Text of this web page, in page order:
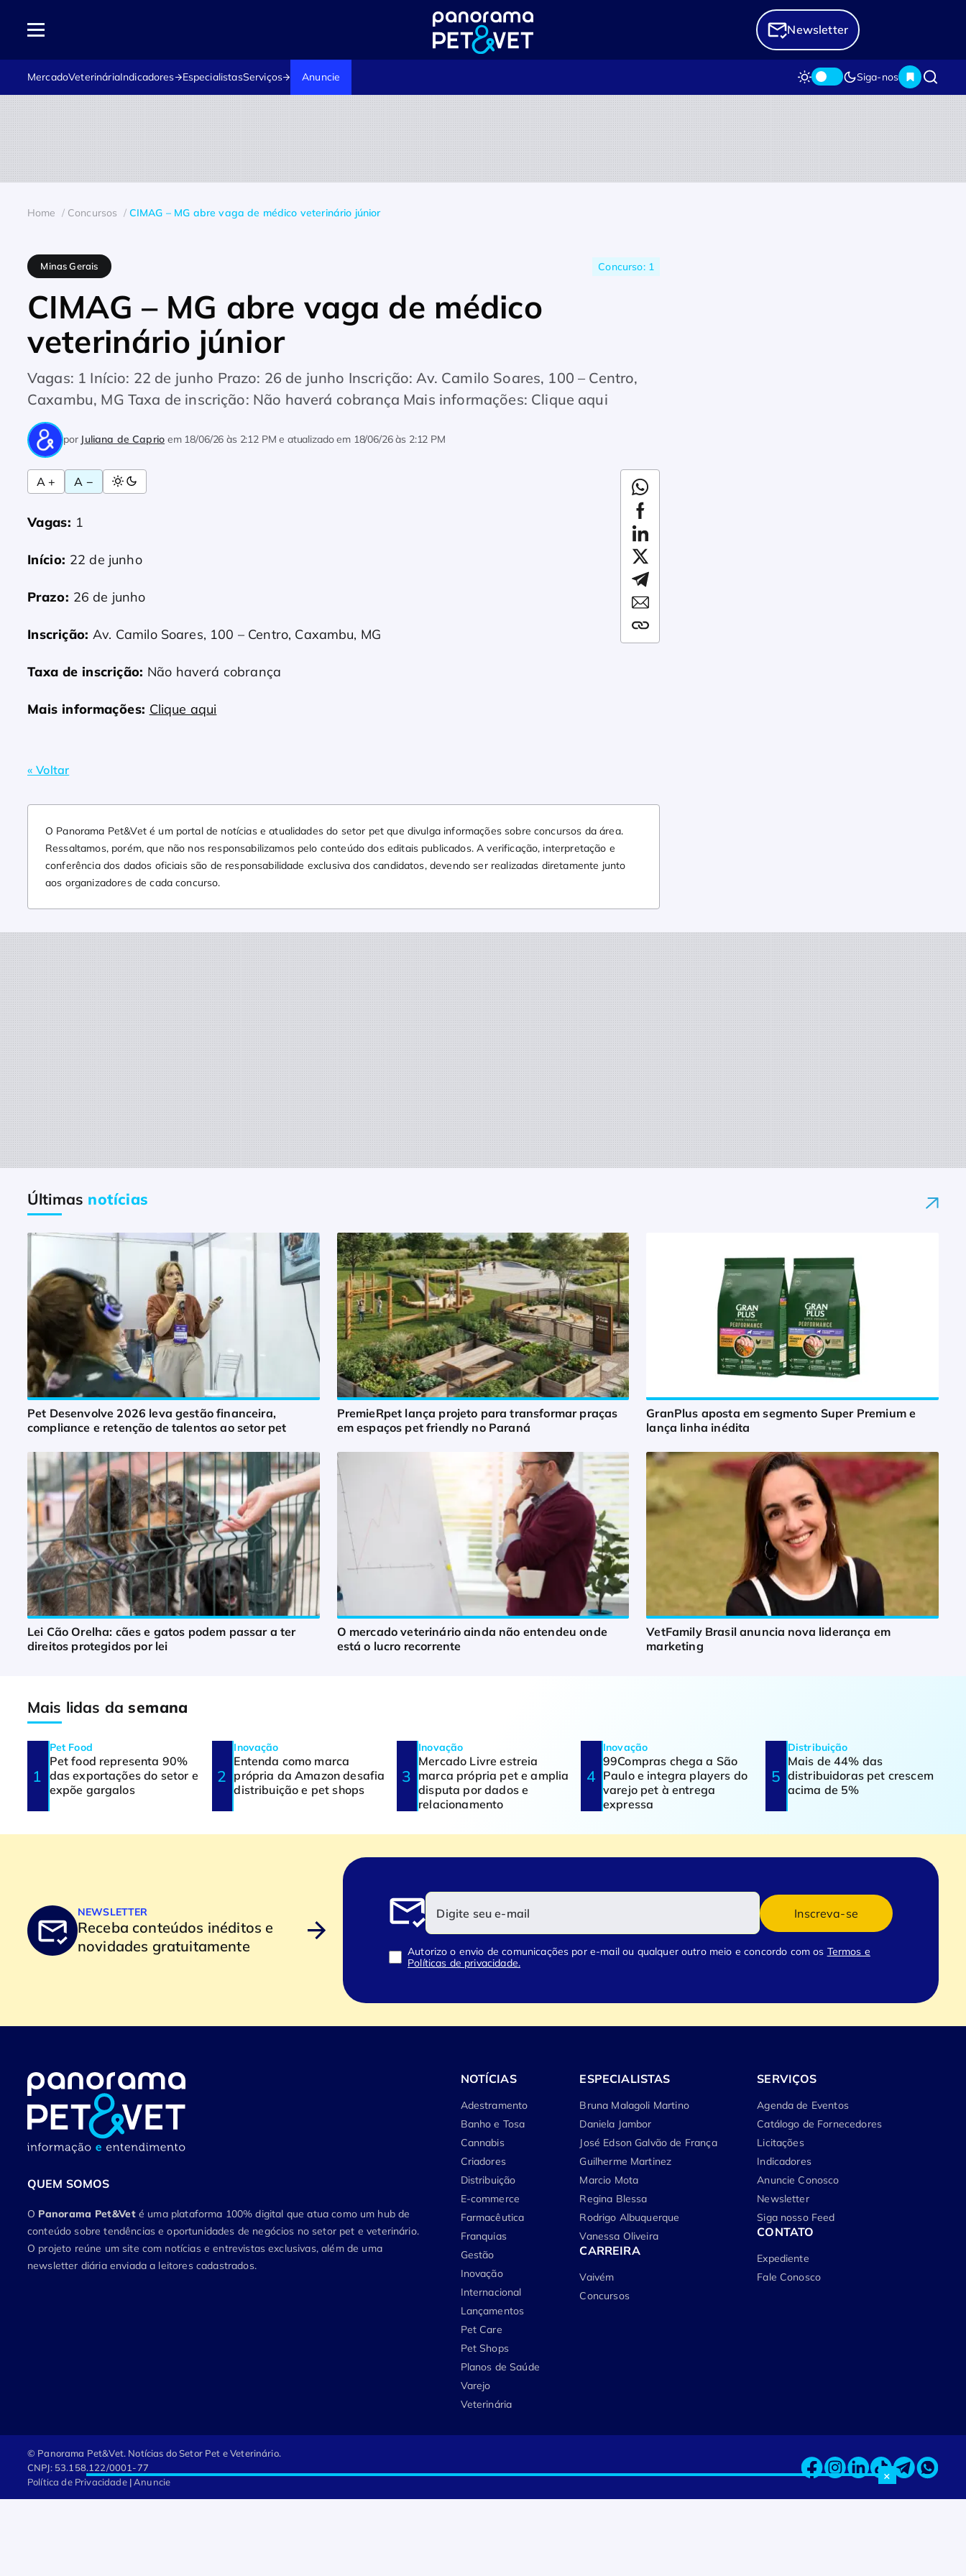
Newsletter
MercadoVeterináriaIndicadores EspecialistasServiços Anuncie Siga-nos
Home Concursos CIMAG – MG abre vaga de médico veterinário júnior
Minas Gerais Concurso: 1
CIMAG – MG abre vaga de médico
veterinário júnior
Vagas: 1 Início: 22 de junho Prazo: 26 de junho Inscrição: Av. Camilo Soares, 100 – Centro,
Caxambu, MG Taxa de inscrição: Não haverá cobrança Mais informações: Clique aqui
por Juliana de Caprio em 18/06/26 às 2:12 PMe atualizado em 18/06/26 às 2:12 PM
A + A −
Vagas: 1
Início: 22 de junho
Prazo: 26 de junho
Inscrição:Av. Camilo Soares, 100 – Centro, Caxambu, MG
Taxa de inscrição: Não haverá cobrança
Mais informações: Clique aqui
« Voltar
O Panorama Pet&Vet é um portal de notícias e atualidades do setor pet que divulga informações sobre concursos da área.
Ressaltamos, porém, que não nos responsabilizamos pelo conteúdo dos editais publicados. A verificação, interpretação e
conferência dos dados oficiais são de responsabilidade exclusiva dos candidatos, devendo ser realizadas diretamente junto
aos organizadores de cada concurso.
Últimas notícias
Pet Desenvolve 2026 leva gestão financeira,
compliance e retenção de talentos ao setor pet
PremieRpet lança projeto para transformar praças
em espaços pet friendly no Paraná
GranPlus aposta em segmento Super Premium e
lança linha inédita
Lei Cão Orelha: cães e gatos podem passar a ter
direitos protegidos por lei
O mercado veterinário ainda não entendeu onde
está o lucro recorrente
VetFamily Brasil anuncia nova liderança em
marketing
Mais lidas dasemana
Pet Food
Pet food representa 90%
das exportações do setor e
expõe gargalos
Inovação
Entenda como marca
própria da Amazon desafia
distribuição e pet shops
Inovação
Mercado Livre estreia
marca própria pet e amplia
disputa por dados e
relacionamento
Inovação
99Compras chega a São
Paulo e integra players do
varejo pet à entrega
expressa
Distribuição
Mais de 44% das
distribuidoras pet crescem
acima de 5%
NEWSLETTER
Receba conteúdos inéditos e
novidades gratuitamente
Inscreva-se
Autorizo o envio de comunicações por e-mail ou qualquer outro meio e concordo com os Termos e
Políticas de privacidade.
×
QUEM SOMOS
O Panorama Pet&Veté uma plataforma 100% digital que atua como um hub de
conteúdo sobre tendências e oportunidades de negócios no setor pet e veterinário.
O projeto reúne um site com notícias e entrevistas exclusivas, além de uma
newsletter diária enviada a leitores cadastrados.
NOTÍCIAS
Adestramento
Banho e Tosa
Cannabis
Criadores
Distribuição
E-commerce
Farmacêutica
Franquias
Gestão
Inovação
Internacional
Lançamentos
Pet Care
Pet Shops
Planos de Saúde
Varejo
Veterinária
ESPECIALISTAS
Bruna Malagoli Martino
Daniela Jambor
José Edson Galvão de França
Guilherme Martinez
Marcio Mota
Regina Blessa
Rodrigo Albuquerque
Vanessa Oliveira
CARREIRA
Vaivém
Concursos
SERVIÇOS
Agenda de Eventos
Catálogo de Fornecedores
Licitações
Indicadores
Anuncie Conosco
Newsletter
Siga nosso Feed
CONTATO
Expediente
Fale Conosco
© Panorama Pet&Vet. Notícias do Setor Pet e Veterinário.
CNPJ: 53.158.122/0001-77
Política de Privacidade| Anuncie